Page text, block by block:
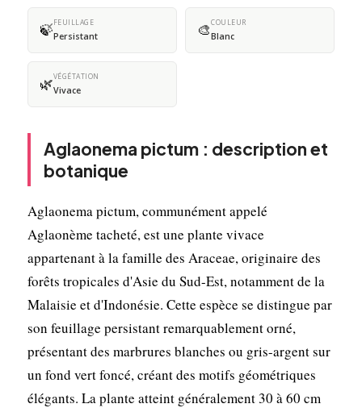
🍃FEUILLAGE
Persistant 🎨COULEUR
Blanc
🌿VÉGÉTATION
Vivace
Aglaonema pictum : description et
botanique
Aglaonema pictum, communément appelé
Aglaonème tacheté, est une plante vivace
appartenant à la famille des Araceae, originaire des
forêts tropicales d'Asie du Sud-Est, notamment de la
Malaisie et d'Indonésie. Cette espèce se distingue par
son feuillage persistant remarquablement orné,
présentant des marbrures blanches ou gris-argent sur
un fond vert foncé, créant des motifs géométriques
élégants. La plante atteint généralement 30 à 60 cm